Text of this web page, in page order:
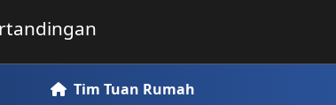
Tim Tuan Rumah